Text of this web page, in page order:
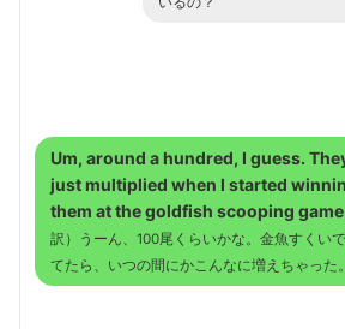
Um, around a hundred, I guess.
just multiplied when I started
them at the goldfish scooping
訳）うーん、100尾くらいかな。金魚すくい
てたら、いつの間にかこんなに増えちゃった。